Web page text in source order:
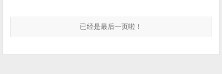
已经是最后一页啦！